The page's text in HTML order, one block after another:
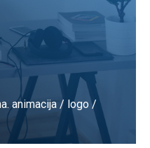
animacija / logo /